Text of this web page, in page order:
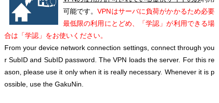
可能です。VPNはサーバに負荷がかかるため必要
最低限の利用にとどめ、「学認」が利用できる場
合は「学認」をお使いください。
From your device network connection settings, connect through you
r SubID and SubID password. The VPN loads the server. For this re
ason, please use it only when it is really necessary. Whenever it is p
ossible, use the GakuNin.